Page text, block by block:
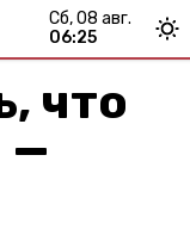
сб, 08 авг.
06:25
что
—